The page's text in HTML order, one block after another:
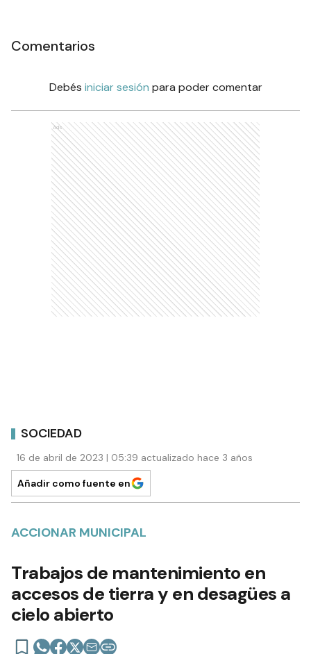
Comentarios
Debés iniciar sesión para poder comentar
Ads
SOCIEDAD
16 de abril de 2023 | 05:39 actualizado hace 3 años
Añadir como fuente en
ACCIONAR MUNICIPAL
Trabajos de mantenimiento en
accesos de tierra y en desagües a
cielo abierto